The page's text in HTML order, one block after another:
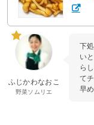
ふじかわなおこ
野菜ソムリエ
下
い
ら
て
早